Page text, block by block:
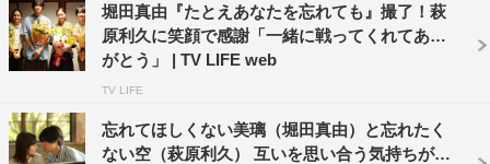
か。心療内科医でいとこの保（風間俊介）に聞いてみて
も、答えは一向に見つからない。
そんな中、美璃が音楽教室をやめたことを知った保は、病
院にピアノがあることを告げる。しばらく弾いていなかっ
たピアノに触れる美璃。その音色に誘われ、宮下茜（畑芽
堀田真由『たとえあなたを忘れても』撮了！萩
原利久に笑顔で感謝「一緒に戦ってくれてあり
がとう」 | TV LIFE web
TV LIFE
忘れてほしくない美璃（堀田真由）と忘れたく
ない空（萩原利久） 互いを思い合う気持ちが交